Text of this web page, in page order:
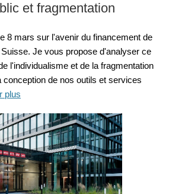
et fragmentation
8 mars sur l'avenir du financement de
Je vous propose d'analyser ce
l'individualisme et de la fragmentation
de nos outils et services
plus